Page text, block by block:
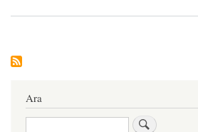
-
Ara
Ara